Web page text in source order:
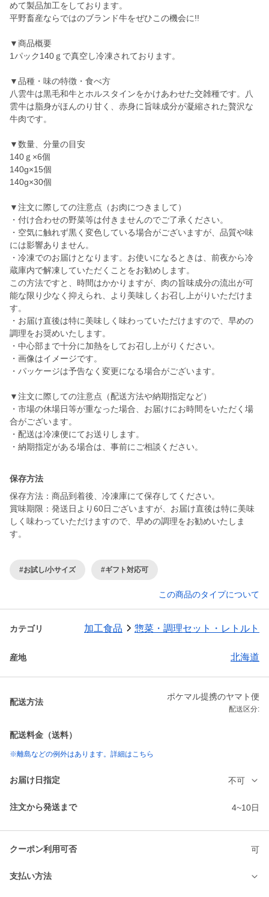
めて製品加工をしております。
平野畜産ならではのブランド牛をぜひこの機会に!!
▼商品概要
1パック140ｇで真空し冷凍されております。
▼品種・味の特徴・食べ方
八雲牛は黒毛和牛とホルスタインをかけあわせた交雑種です。八
雲牛は脂身がほんのり甘く、赤身に旨味成分が凝縮された贅沢な
牛肉です。
▼数量、分量の目安
140ｇ×6個
140g×15個
140g×30個
▼注文に際しての注意点（お肉につきまして）
・付け合わせの野菜等は付きませんのでご了承ください。
・空気に触れず黒く変色している場合がございますが、品質や味
には影響ありません。
・冷凍でのお届けとなります。お使いになるときは、前夜から冷
蔵庫内で解凍していただくことをお勧めします。
この方法ですと、時間はかかりますが、肉の旨味成分の流出が可
能な限り少なく抑えられ、より美味しくお召し上がりいただけま
す。
・お届け直後は特に美味しく味わっていただけますので、早めの
調理をお奨めいたします。
・中心部まで十分に加熱をしてお召し上がりください。
・画像はイメージです。
・パッケージは予告なく変更になる場合がございます。
▼注文に際しての注意点（配送方法や納期指定など）
・市場の休場日等が重なった場合、お届けにお時間をいただく場
合がございます。
・配送は冷凍便にてお送りします。
・納期指定がある場合は、事前にご相談ください。
保存方法
保存方法：商品到着後、冷凍庫にて保存してください。
賞味期限：発送日より60日ございますが、お届け直後は特に美味
しく味わっていただけますので、早めの調理をお勧めいたしま
す。
#お試し/小サイズ #ギフト対応可
この商品のタイプについて
カテゴリ 加工食品 惣菜・調理セット・レトルト
産地 北海道
配送方法
ポケマル提携のヤマト便
配送区分:
配送料金（送料）
※離島などの例外はあります。詳細はこちら
お届け日指定 不可
注文から発送まで 4~10日
クーポン利用可否 可
支払い方法